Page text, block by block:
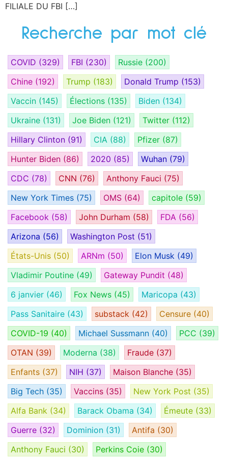
FILIALE DU FBI […]
Recherche par mot clé
COVID (329) FBI (230) Russie (200)
Chine (192) Trump (183) Donald Trump (153)
Vaccin (145) Élections (135) Biden (134)
Ukraine (131) Joe Biden (121) Twitter (112)
Hillary Clinton (91) CIA (88) Pfizer (87)
Hunter Biden (86) 2020 (85) Wuhan (79)
CDC (78) CNN (76) Anthony Fauci (75)
New York Times (75) OMS (64) capitole (59)
Facebook (58) John Durham (58) FDA (56)
Arizona (56) Washington Post (51)
États-Unis (50) ARNm (50) Elon Musk (49)
Vladimir Poutine (49) Gateway Pundit (48)
6 janvier (46) Fox News (45) Maricopa (43)
Pass Sanitaire (43) substack (42) Censure (40)
COVID-19 (40) Michael Sussmann (40) PCC (39)
OTAN (39) Moderna (38) Fraude (37)
Enfants (37) NIH (37) Maison Blanche (35)
Big Tech (35) Vaccins (35) New York Post (35)
Alfa Bank (34) Barack Obama (34) Émeute (33)
Guerre (32) Dominion (31) Antifa (30)
Anthony Fauci (30) Perkins Coie (30)